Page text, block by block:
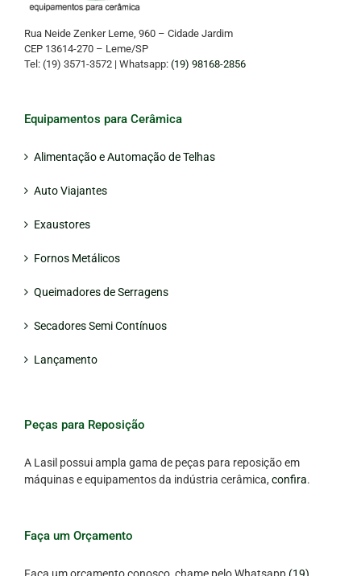
Rua Neide Zenker Leme, 960 – Cidade Jardim
CEP 13614-270 – Leme/SP
Tel: (19) 3571-3572 | Whatsapp: (19) 98168-2856
Equipamentos para Cerâmica
Alimentação e Automação de Telhas
Auto Viajantes
Exaustores
Fornos Metálicos
Queimadores de Serragens
Secadores Semi Contínuos
Lançamento
Peças para Reposição
A Lasil possui ampla gama de peças para reposição em
máquinas e equipamentos da indústria cerâmica, confira.
Faça um Orçamento